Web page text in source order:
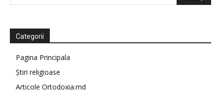
Categorii
Pagina Principala
Știri religioase
Articole Ortodoxia.md